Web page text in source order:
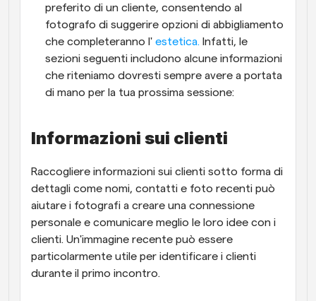
preferito di un cliente, consentendo al
fotografo di suggerire opzioni di abbigliamento
che completeranno l' estetica. Infatti, le
sezioni seguenti includono alcune informazioni
che riteniamo dovresti sempre avere a portata
di mano per la tua prossima sessione:
Informazioni sui clienti
Raccogliere informazioni sui clienti sotto forma di
dettagli come nomi, contatti e foto recenti può
aiutare i fotografi a creare una connessione
personale e comunicare meglio le loro idee con i
clienti. Un'immagine recente può essere
particolarmente utile per identificare i clienti
durante il primo incontro.